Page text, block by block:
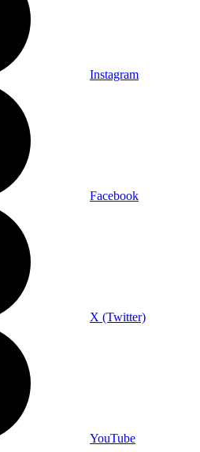
Instagram
Facebook
X (Twitter)
YouTube